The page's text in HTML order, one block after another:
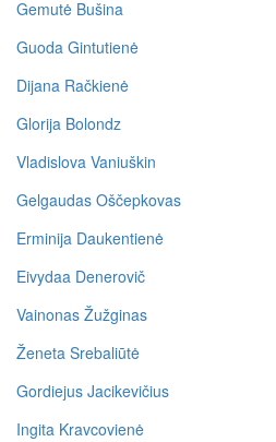
Gemutė Bušina
Guoda Gintutienė
Dijana Račkienė
Glorija Bolondz
Vladislova Vaniuškin
Gelgaudas Oščepkovas
Erminija Daukentienė
Eivydaa Denerovič
Vainonas Žužginas
Ženeta Srebaliūtė
Gordiejus Jacikevičius
Ingita Kravcovienė